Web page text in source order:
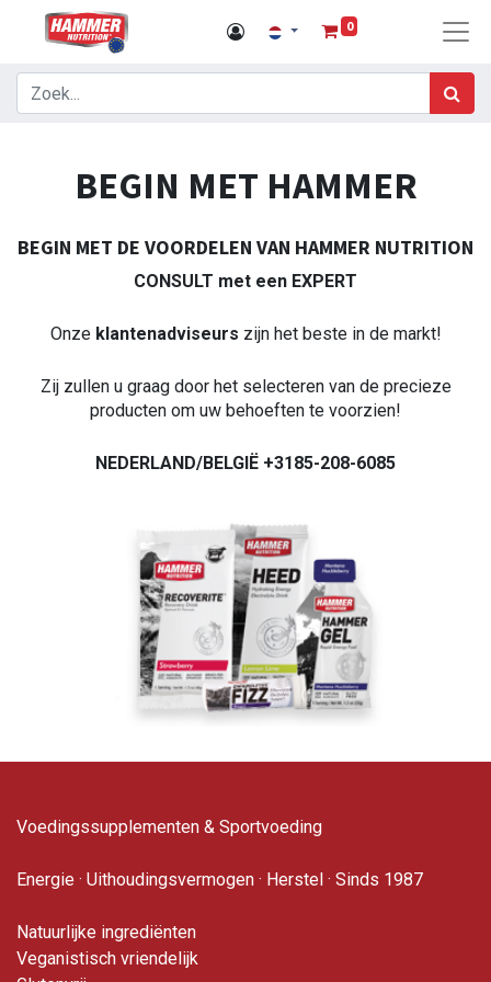
0
BEGIN MET HAMMER
BEGIN MET DE VOORDELEN VAN HAMMER NUTRITION
CONSULT met een EXPERT
Onze klantenadviseurs zijn het beste in de markt!
Zij zullen u graag door het selecteren van de precieze
producten om uw behoeften te voorzien!
NEDERLAND/BELGIË +3185-208-6085
Voedingssupplementen & Sportvoeding
Energie · Uithoudingsvermogen · Herstel · Sinds 1987
Natuurlijke ingrediënten
Veganistisch vriendelijk